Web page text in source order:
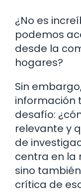
¿No es
podemos
desde la
hogares?
Sin
información
desafío:
relevante y
de
centra en la
sino
crítica de